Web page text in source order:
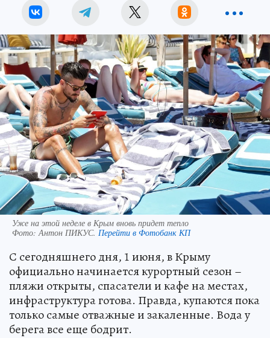
Уже на этой неделе в Крым вновь придет тепло
Фото: Антон ПИКУС. Перейти в Фотобанк КП
С сегодняшнего дня, 1 июня, в Крыму
официально начинается курортный сезон –
пляжи открыты, спасатели и кафе на местах,
инфраструктура готова. Правда, купаются пока
только самые отважные и закаленные. Вода у
берега все еще бодрит.